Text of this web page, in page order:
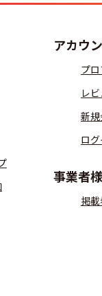
アカウ
プ
レ
新
ロ
事業者
掲